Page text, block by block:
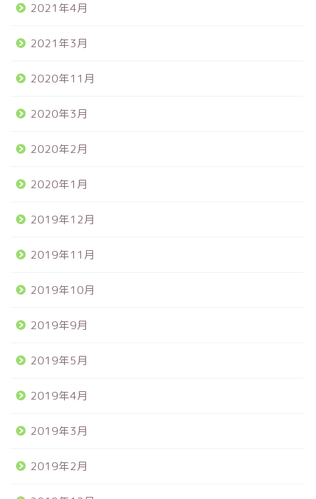
2021年4月
2021年3月
2020年11月
2020年3月
2020年2月
2020年1月
2019年12月
2019年11月
2019年10月
2019年9月
2019年5月
2019年4月
2019年3月
2019年2月